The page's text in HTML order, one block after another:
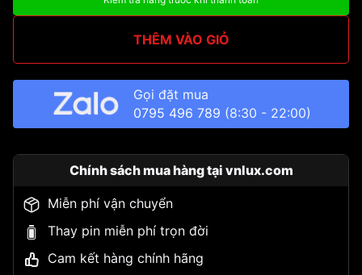
THÊM VÀO GIỎ
Gọi đặt mua
0795 496 789 (8:30 - 22:00)
Chính sách mua hàng tại vnlux.com
Miễn phí vận chuyển
Thay pin miễn phí trọn đời
Cam kết hàng chính hãng